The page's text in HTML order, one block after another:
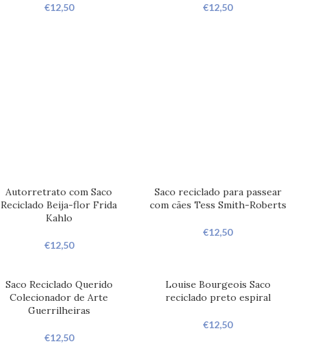
€12,50 €12,50
Autorretrato com Saco
Reciclado Beija-flor Frida
Kahlo
€12,50
Saco reciclado para passear
com cães Tess Smith-Roberts
€12,50
Saco Reciclado Querido
Colecionador de Arte
Guerrilheiras
€12,50
Louise Bourgeois Saco
reciclado preto espiral
€12,50